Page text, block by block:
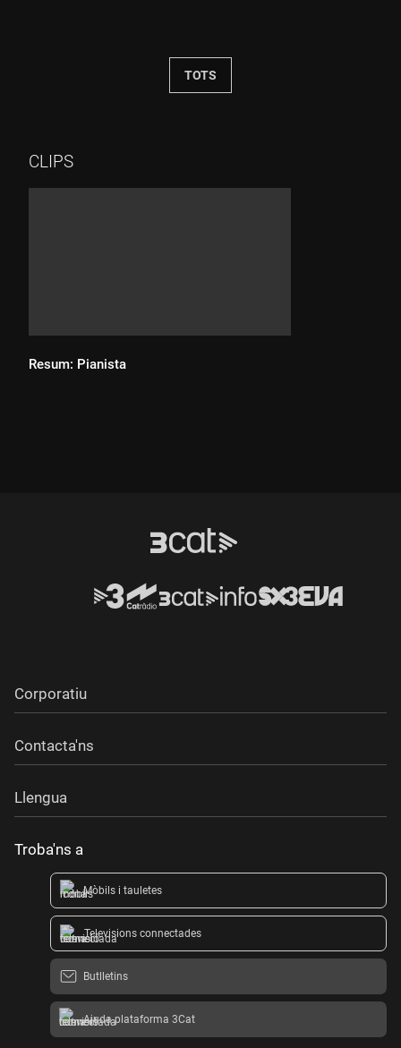
TOTS
CLIPS
Resum: Pianista
Corporatiu
Contacta'ns
Llengua
Troba'ns a
Mòbils i tauletes
Televisions connectades
Butlletins
Ajuda plataforma 3Cat